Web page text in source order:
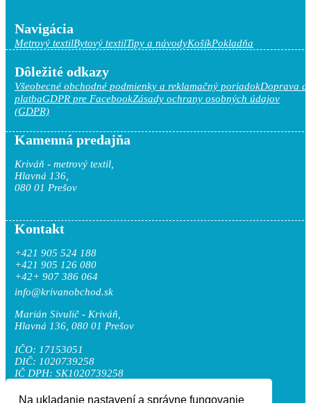
Na ukladanie nastavení a správne fungovanie
Navigácia
Metrový textilBytový textilTipy a návodyKošíkPokladňa
Dôležité odkazy
Všeobecné obchodné podmienky a reklamačný poriadokDoprava a
platbaGDPR pre FacebookZásady ochrany osobných údajov
(GDPR)
Kamenná predajňa
Kriváň - metrový textil,
Hlavná 136,
080 01 Prešov
Kontakt
+421 905 524 188
+421 905 126 080
+42+ 907 386 064
info@krivanobchod.sk
Marián Sivulič - Kriváň,
Hlavná 136, 080 01 Prešov
IČO: 17153051
DIČ: 1020739258
IČ DPH: SK1020739258